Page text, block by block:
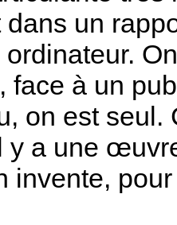
dans un
face à un
on est seul.
y a une
invente,